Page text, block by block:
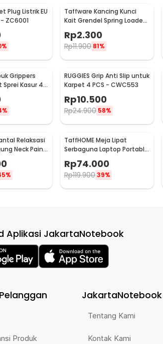
Plug Listrik EU
ZC6001
Taffware Kancing Kunci
Kait Grendel Spring Loaded
Latch Catch Hasp - KAK-
J107
Rp2.300
Rp11.900 81%
Grippers
Sprei Kasur 4
RUGGIES Grip Anti Slip untuk
Karpet 4 PCS - CWC553
Rp10.500
Rp24.900 58%
Relaksasi
Neck Pain
TaffHOME Meja Lipat
Serbaguna Laptop Portable
Desk Minimalist Design -
BO60
Rp74.000
Rp119.90039%
Aplikasi JakartaNotebook
Produk
JakartaNotebook
Tentang Kami
Kontak Kami